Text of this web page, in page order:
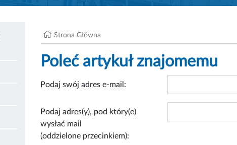
Strona Główna
Poleć artykuł znajomemu
Podaj swój adres e-mail:
Podaj adres(y), pod który(e)
wysłać mail
(oddzielone przecinkiem):